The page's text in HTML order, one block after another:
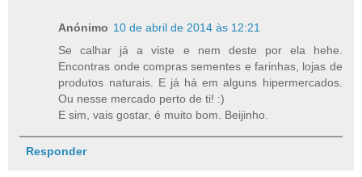
Anónimo 10 de abril de 2014 às 12:21
Se calhar já a viste e nem deste por ela hehe.
Encontras onde compras sementes e farinhas, lojas de
produtos naturais. E já há em alguns hipermercados.
Ou nesse mercado perto de ti! :)
E sim, vais gostar, é muito bom. Beijinho.
Responder